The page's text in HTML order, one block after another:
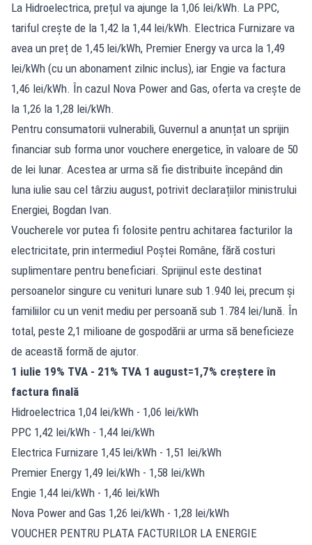
La Hidroelectrica, prețul va ajunge la 1,06 lei/kWh. La PPC,
tariful crește de la 1,42 la 1,44 lei/kWh. Electrica Furnizare va
avea un preț de 1,45 lei/kWh, Premier Energy va urca la 1,49
lei/kWh (cu un abonament zilnic inclus), iar Engie va factura
1,46 lei/kWh. În cazul Nova Power and Gas, oferta va crește de
la 1,26 la 1,28 lei/kWh.
Pentru consumatorii vulnerabili, Guvernul a anunțat un sprijin
financiar sub forma unor vouchere energetice, în valoare de 50
de lei lunar. Acestea ar urma să fie distribuite începând din
luna iulie sau cel târziu august, potrivit declarațiilor ministrului
Energiei, Bogdan Ivan.
Voucherele vor putea fi folosite pentru achitarea facturilor la
electricitate, prin intermediul Poștei Române, fără costuri
suplimentare pentru beneficiari. Sprijinul este destinat
persoanelor singure cu venituri lunare sub 1.940 lei, precum și
familiilor cu un venit mediu per persoană sub 1.784 lei/lună. În
total, peste 2,1 milioane de gospodării ar urma să beneficieze
de această formă de ajutor.
1 iulie 19% TVA - 21% TVA 1 august=1,7% creștere în
factura finală
Hidroelectrica 1,04 lei/kWh - 1,06 lei/kWh
PPC 1,42 lei/kWh - 1,44 lei/kWh
Electrica Furnizare 1,45 lei/kWh - 1,51 lei/kWh
Premier Energy 1,49 lei/kWh - 1,58 lei/kWh
Engie 1,44 lei/kWh - 1,46 lei/kWh
Nova Power and Gas 1,26 lei/kWh - 1,28 lei/kWh
VOUCHER PENTRU PLATA FACTURILOR LA ENERGIE